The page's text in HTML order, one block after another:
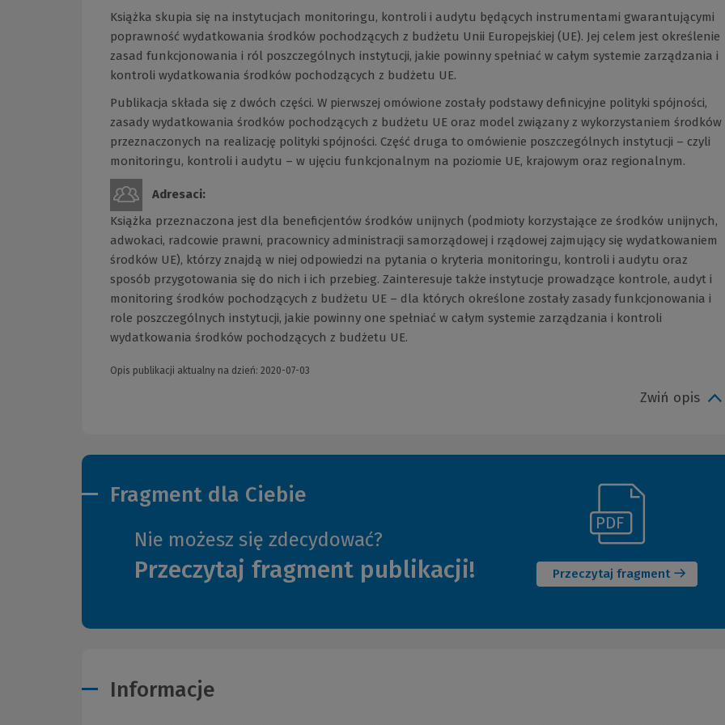
Książka skupia się na instytucjach monitoringu, kontroli i audytu będących instrumentami gwarantującymi
poprawność wydatkowania środków pochodzących z budżetu Unii Europejskiej (UE). Jej celem jest określenie
zasad funkcjonowania i ról poszczególnych instytucji, jakie powinny spełniać w całym systemie zarządzania i
kontroli wydatkowania środków pochodzących z budżetu UE.
Publikacja składa się z dwóch części. W pierwszej omówione zostały podstawy definicyjne polityki spójności,
zasady wydatkowania środków pochodzących z budżetu UE oraz model związany z wykorzystaniem środków
przeznaczonych na realizację polityki spójności. Część druga to omówienie poszczególnych instytucji – czyli
monitoringu, kontroli i audytu – w ujęciu funkcjonalnym na poziomie UE, krajowym oraz regionalnym.
Adresaci:
Książka przeznaczona jest dla beneficjentów środków unijnych (podmioty korzystające ze środków unijnych,
adwokaci, radcowie prawni, pracownicy administracji samorządowej i rządowej zajmujący się wydatkowaniem
środków UE), którzy znajdą w niej odpowiedzi na pytania o kryteria monitoringu, kontroli i audytu oraz
sposób przygotowania się do nich i ich przebieg. Zainteresuje także instytucje prowadzące kontrole, audyt i
monitoring środków pochodzących z budżetu UE – dla których określone zostały zasady funkcjonowania i
role poszczególnych instytucji, jakie powinny one spełniać w całym systemie zarządzania i kontroli
wydatkowania środków pochodzących z budżetu UE.
Opis publikacji aktualny na dzień: 2020-07-03
Zwiń opis
Fragment dla Ciebie
Nie możesz się zdecydować?
Przeczytaj fragment publikacji! Przeczytaj fragment
(Nowe
okno)
(Link
do
innej
strony)
Informacje